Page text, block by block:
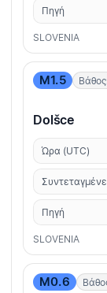
Πηγή
SLOVENIA
M1.5
Dolšce
Ώρα (UTC)
Πηγή
SLOVENIA
M0.6